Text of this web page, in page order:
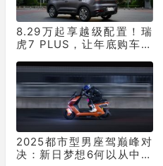
8.29万起享越级配置！瑞
虎7 PLUS，让年底购车再
2025都市型男座驾巅峰对
决：新日梦想6何以从中突